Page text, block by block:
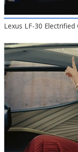
Lexus LF-30